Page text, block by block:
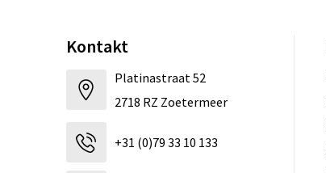
Kontakt
Platinastraat 52
2718 RZ Zoetermeer
+31 (0)79 33 10 133